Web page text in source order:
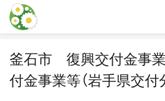
本文に飛ぶ
釜石市 復興交付金事
付金事業等（岩手県交付